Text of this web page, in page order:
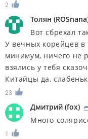
2
Толян (ROSnana
Вот сбрехал
У вечных корейцев в
минимум, ничего не
взялись у тебя
Китайцы да,
23
Дмитрий (fox)
Много
1